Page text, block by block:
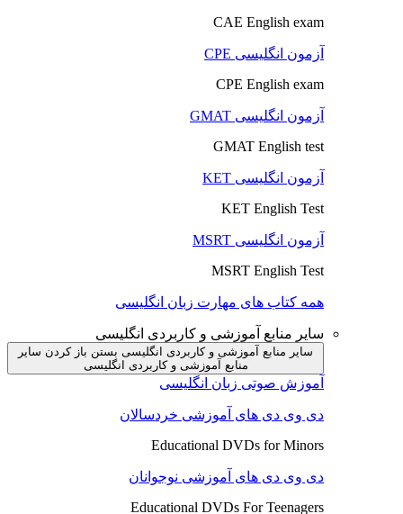
CAE English exam
آزمون انگلیسی CPE
CPE English exam
آزمون انگلیسی GMAT
GMAT English test
آزمون انگلیسی KET
KET English Test
آزمون انگلیسی MSRT
MSRT English Test
همه کتاب های مهارت زبان انگلیسی
سایر منابع آموزشی و کاربردی انگلیسی
سایر منابع آموزشی و کاربردی انگلیسی بستن باز کردن سایر
منابع آموزشی و کاربردی انگلیسی
آموزش صوتی زبان انگلیسی
دی وی دی های آموزشی خردسالان
Educational DVDs for Minors
دی وی دی های آموزشی نوجوانان
Educational DVDs For Teenagers